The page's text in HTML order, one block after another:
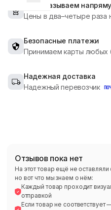
Мы заказываем
Цены в два–четыре раза
Безопасные платежи
Принимаем карты любых
Надежная доставка
Надежный перевозчик
Отзывов пока нет
На этот товар ещё не
но вот что мы знаем о нём:
Каждый товар проходит
отправкой
Если товар не